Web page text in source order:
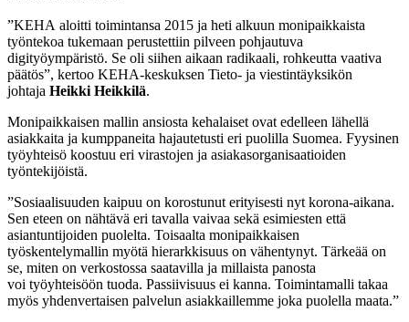
”KEHA aloitti toimintansa 2015 ja heti alkuun monipaikkaista
työntekoa tukemaan perustettiin pilveen pohjautuva
digityöympäristö. Se oli siihen aikaan radikaali, rohkeutta vaativa
päätös”, kertoo KEHA-keskuksen Tieto- ja viestintäyksikön
johtaja Heikki Heikkilä.
Monipaikkaisen mallin ansiosta kehalaiset ovat edelleen lähellä
asiakkaita ja kumppaneita hajautetusti eri puolilla Suomea. Fyysinen
työyhteisö koostuu eri virastojen ja asiakasorganisaatioiden
työntekijöistä.
”Sosiaalisuuden kaipuu on korostunut erityisesti nyt korona-aikana.
Sen eteen on nähtävä eri tavalla vaivaa sekä esimiesten että
asiantuntijoiden puolelta. Toisaalta monipaikkaisen
työskentelymallin myötä hierarkkisuus on vähentynyt. Tärkeää on
se, miten on verkostossa saatavilla ja millaista panosta
voi työyhteisöön tuoda. Passiivisuus ei kanna. Toimintamalli takaa
myös yhdenvertaisen palvelun asiakkaillemme joka puolella maata.”